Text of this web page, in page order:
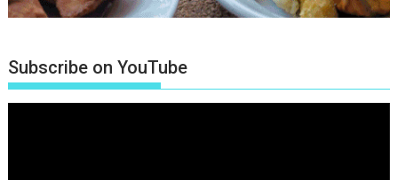
Subscribe on YouTube